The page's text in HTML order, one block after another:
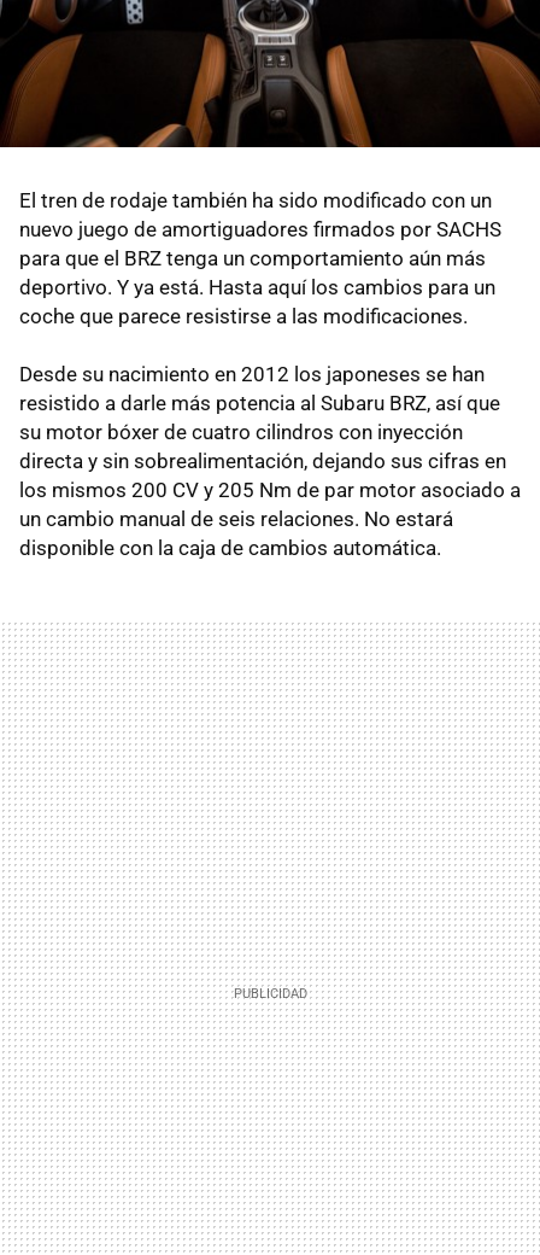
El tren de rodaje también ha sido modificado con un
nuevo juego de amortiguadores firmados por SACHS
para que el BRZ tenga un comportamiento aún más
deportivo. Y ya está. Hasta aquí los cambios para un
coche que parece resistirse a las modificaciones.
Desde su nacimiento en 2012 los japoneses se han
resistido a darle más potencia al Subaru BRZ, así que
su motor bóxer de cuatro cilindros con inyección
directa y sin sobrealimentación, dejando sus cifras en
los mismos 200 CV y 205 Nm de par motor asociado a
un cambio manual de seis relaciones. No estará
disponible con la caja de cambios automática.